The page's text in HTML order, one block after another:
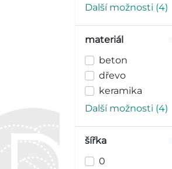
Další možnosti (4)
materiál
beton
dřevo
keramika
Další možnosti (4)
šířka
0